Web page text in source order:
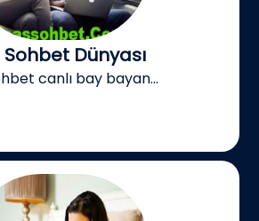
Sohbet Dünyası
canlı bay bayan...